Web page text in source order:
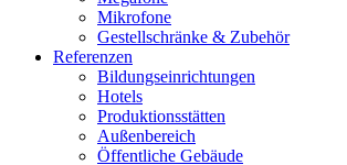
Mikrofone
Gestellschränke & Zubehör
Referenzen
Bildungseinrichtungen
Hotels
Produktionsstätten
Außenbereich
Öffentliche Gebäude